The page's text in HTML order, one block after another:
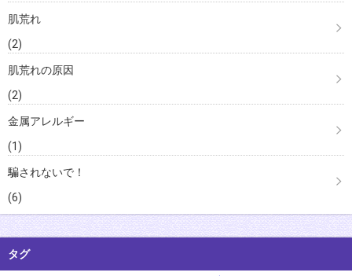
肌荒れ
(2)
肌荒れの原因
(2)
金属アレルギー
(1)
騙されないで！
(6)
タグ